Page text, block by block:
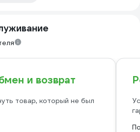
и возврат
товар, который не был